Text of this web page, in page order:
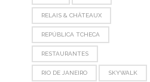
RELAIS & CHÂTEAUX
REPÚBLICA TCHECA
RESTAURANTES
RIO DE JANEIRO SKYWALK